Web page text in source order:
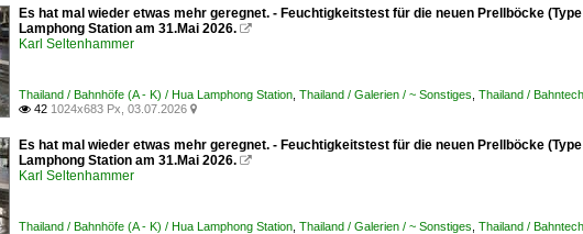
Es hat mal wieder etwas mehr geregnet. - Feuchtigkeitstest für die neuen Prellböcke
Lamphong Station am 31.Mai 2026. 
Karl Seltenhammer
Thailand / Bahnhöfe (A - K) / Hua Lamphong Station Thailand / Galerien / ~ Sonstiges Thailand /
 42 1024x683 Px, 03.07.2026 
Es hat mal wieder etwas mehr geregnet. - Feuchtigkeitstest für die neuen Prellböcke
Lamphong Station am 31.Mai 2026. 
Karl Seltenhammer
Thailand / Bahnhöfe (A - K) / Hua Lamphong Station Thailand / Galerien / ~ Sonstiges Thailand /